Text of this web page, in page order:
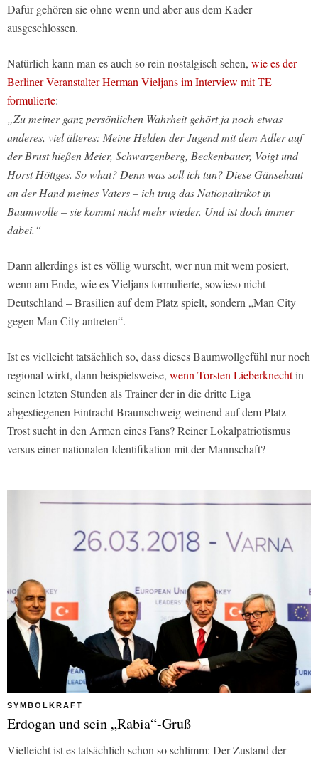
Dafür gehören sie ohne wenn und aber aus dem Kader
ausgeschlossen.
Natürlich kann man es auch so rein nostalgisch sehen, wie es der
Berliner Veranstalter Herman Vieljans im Interview mit TE
formulierte:
„Zu meiner ganz persönlichen Wahrheit gehört ja noch etwas
anderes, viel älteres: Meine Helden der Jugend mit dem Adler auf
der Brust hießen Meier, Schwarzenberg, Beckenbauer, Voigt und
Horst Höttges. So what? Denn was soll ich tun? Diese Gänsehaut
an der Hand meines Vaters – ich trug das Nationaltrikot in
Baumwolle – sie kommt nicht mehr wieder. Und ist doch immer
dabei.“
Dann allerdings ist es völlig wurscht, wer nun mit wem posiert,
wenn am Ende, wie es Vieljans formulierte, sowieso nicht
Deutschland – Brasilien auf dem Platz spielt, sondern „Man City
gegen Man City antreten“.
Ist es vielleicht tatsächlich so, dass dieses Baumwollgefühl nur noch
regional wirkt, dann beispielsweise, wenn Torsten Lieberknechtin
seinen letzten Stunden als Trainer der in die dritte Liga
abgestiegenen Eintracht Braunschweig weinend auf dem Platz
Trost sucht in den Armen eines Fans? Reiner Lokalpatriotismus
versus einer nationalen Identifikation mit der Mannschaft?
SYMBOLKRAFT
Erdogan und sein „Rabia“-Gruß
Vielleicht ist es tatsächlich schon so schlimm: Der Zustand der